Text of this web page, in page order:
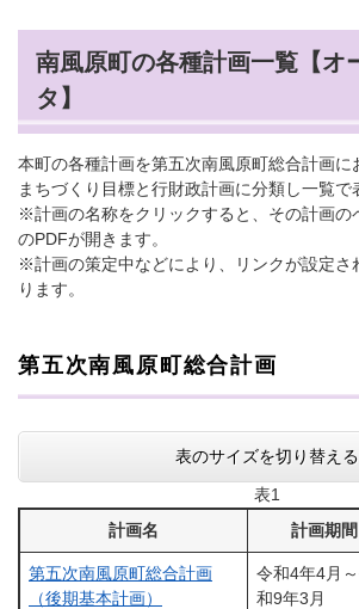
南風原町の各種計画一覧【オ
タ】
本町の各種計画を第五次南風原町総合計画に
まちづくり目標と行財政計画に分類し一覧で
※計画の名称をクリックすると、その計画の
のPDFが開きます。
※計画の策定中などにより、リンクが設定さ
ります。
第五次南風原町総合計画
表のサイズを切り替える
表1
計画名
計画期間
第五次南風原町総合計画
（後期基本計画）
令和4年4月
和9年3月